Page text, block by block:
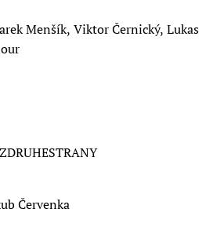
Menšík, Viktor Černický, Lukas
Červenka